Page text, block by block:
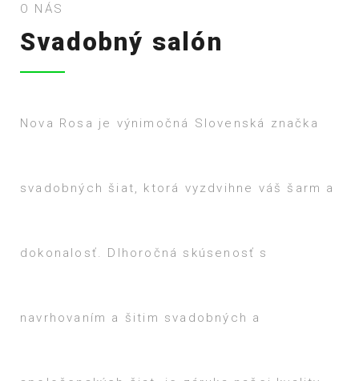
O NÁS
Svadobný salón
Nova Rosa je výnimočná Slovenská značka
svadobných šiat, ktorá vyzdvihne váš šarm a
dokonalosť. Dlhoročná skúsenosť s
navrhovaním a šitim svadobných a